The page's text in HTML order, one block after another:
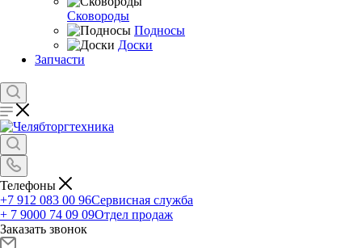
Сковороды
Подносы
Доски
Запчасти
Телефоны
+7 912 083 00 96Сервисная служба
+ 7 9000 74 09 09Отдел продаж
Заказать звонок